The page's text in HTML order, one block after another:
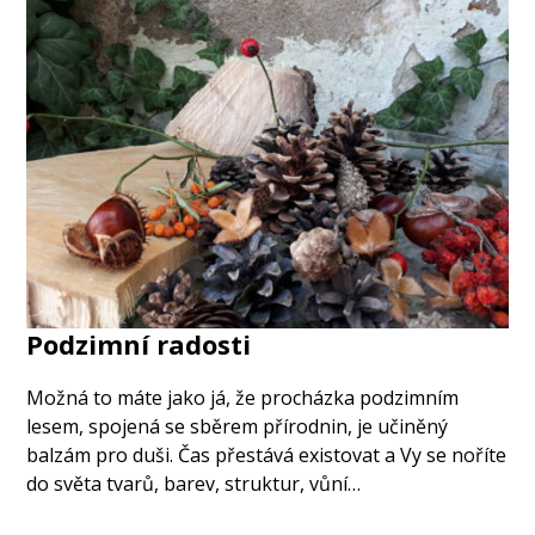
Podzimní radosti
Možná to máte jako já, že procházka podzimním
lesem, spojená se sběrem přírodnin, je učiněný
balzám pro duši. Čas přestává existovat a Vy se noříte
do světa tvarů, barev, struktur, vůní…